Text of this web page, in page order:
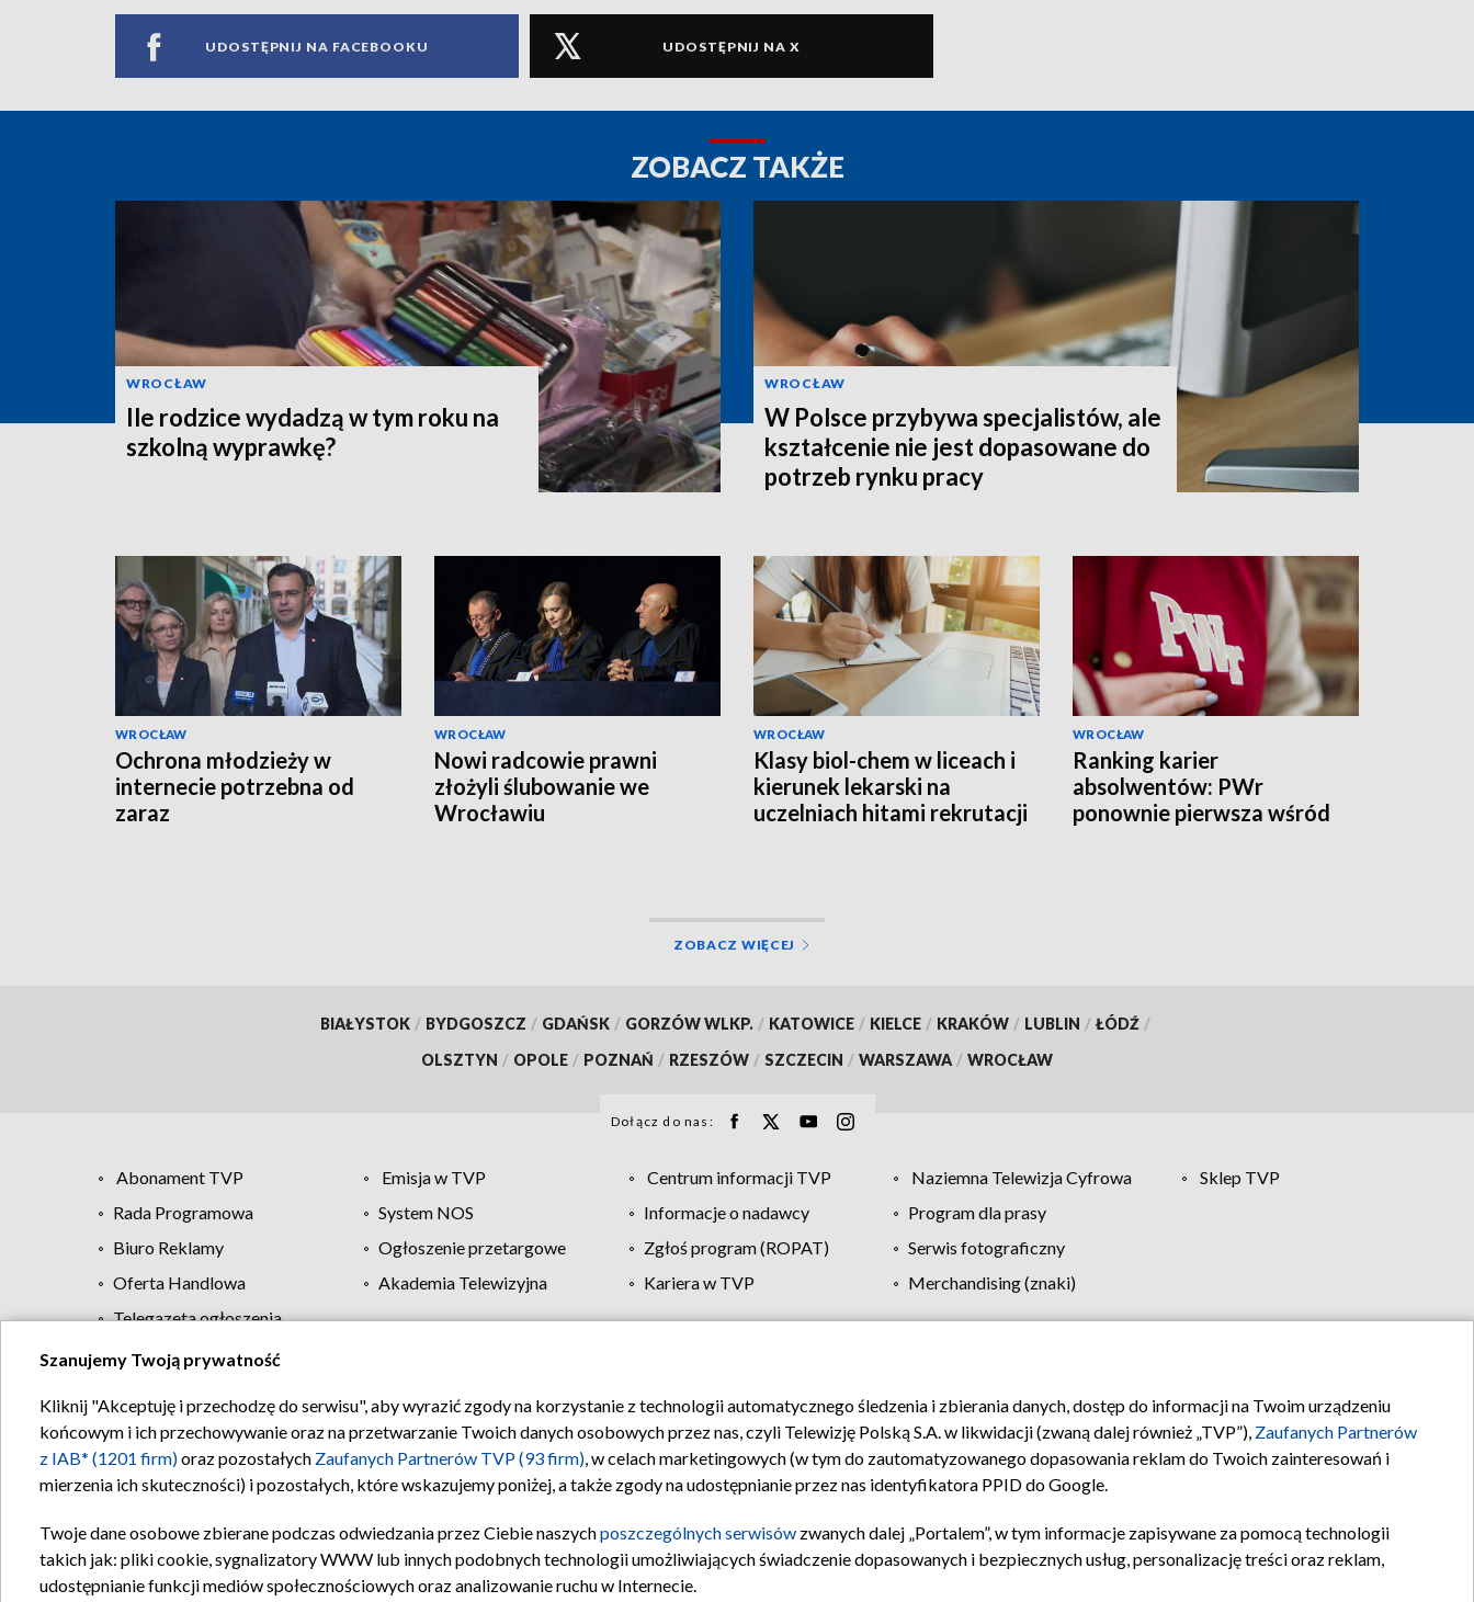
UDOSTĘPNIJ NA FACEBOOKU UDOSTĘPNIJ NA X
ZOBACZ TAKŻE
WROCŁAW
Ile rodzice wydadzą w tym roku na
szkolną wyprawkę?
WROCŁAW
W Polsce przybywa specjalistów, ale
kształcenie nie jest dopasowane do
potrzeb rynku pracy
WROCŁAW
Ochrona młodzieży w
internecie potrzebna od
zaraz
WROCŁAW
Nowi radcowie prawni
złożyli ślubowanie we
Wrocławiu
WROCŁAW
Klasy biol-chem w liceach i
kierunek lekarski na
uczelniach hitami rekrutacji
WROCŁAW
Ranking karier
absolwentów: PWr
ponownie pierwsza wśród
ZOBACZ WIĘCEJ
BIAŁYSTOK / BYDGOSZCZ / GDAŃSK / GORZÓW WLKP. / KATOWICE / KIELCE / KRAKÓW / LUBLIN / ŁÓDŹ /
OLSZTYN / OPOLE / POZNAŃ / RZESZÓW / SZCZECIN / WARSZAWA / WROCŁAW
Dołącz do nas:
Abonament TVP Emisja w TVP Centrum informacji TVP Naziemna Telewizja Cyfrowa
Sklep TVP
Rada Programowa
System NOS Informacje o nadawcy
Program dla prasy
Biuro Reklamy
Ogłoszenie przetargowe Zgłoś program (ROPAT)
Serwis fotograficzny
Oferta Handlowa
Akademia Telewizyjna Kariera w TVP
Merchandising (znaki)
Telegazeta ogłoszenia
Regulamin TVP Polityka prywatności Moje zgody Pomoc Biuro reklamy Kontakt
Szanujemy Twoją prywatność
Kliknij "Akceptuję i przechodzę do serwisu", aby wyrazić zgody na korzystanie z technologii automatycznego śledzenia i zbierania danych, dostęp do informacji na Twoim urządzeniu
końcowym i ich przechowywanie oraz na przetwarzanie Twoich danych osobowych przez nas, czyli Telewizję Polską S.A. w likwidacji (zwaną dalej również „TVP”), Zaufanych Partnerów
z IAB* (1201 firm)oraz pozostałych Zaufanych Partnerów TVP (93 firm), w celach marketingowych (w tym do zautomatyzowanego dopasowania reklam do Twoich zainteresowań i
mierzenia ich skuteczności) i pozostałych, które wskazujemy poniżej, a także zgody na udostępnianie przez nas identyfikatora PPID do Google.
Twoje dane osobowe zbierane podczas odwiedzania przez Ciebie naszychposzczególnych serwisów zwanych dalej „Portalem”, w tym informacje zapisywane za pomocą technologii
takich jak: pliki cookie, sygnalizatory WWW lub innych podobnych technologii umożliwiających świadczenie dopasowanych i bezpiecznych usług, personalizację treści oraz reklam,
udostępnianie funkcji mediów społecznościowych oraz analizowanie ruchu w Internecie.